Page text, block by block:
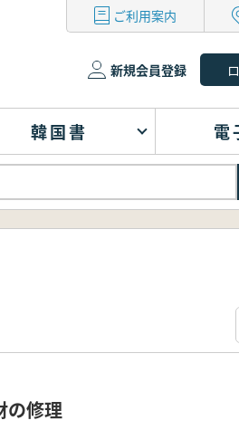
ご利用案内
新規会員登録
韓国書 電
の修理